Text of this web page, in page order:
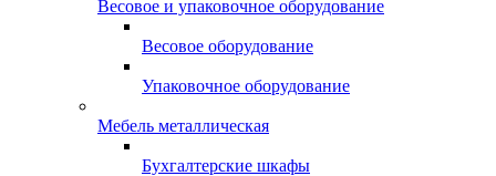
Весовое и упаковочное оборудование
Весовое оборудование
Упаковочное оборудование
Мебель металлическая
Бухгалтерские шкафы